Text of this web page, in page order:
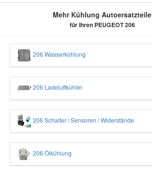
Mehr Kühlung Autoersatzteile
für Ihren PEUGEOT 206
206 Wasserkühlung
206 Ladeluftkühler
206 Schalter / Sensoren / Widerstände
206 Ölkühlung